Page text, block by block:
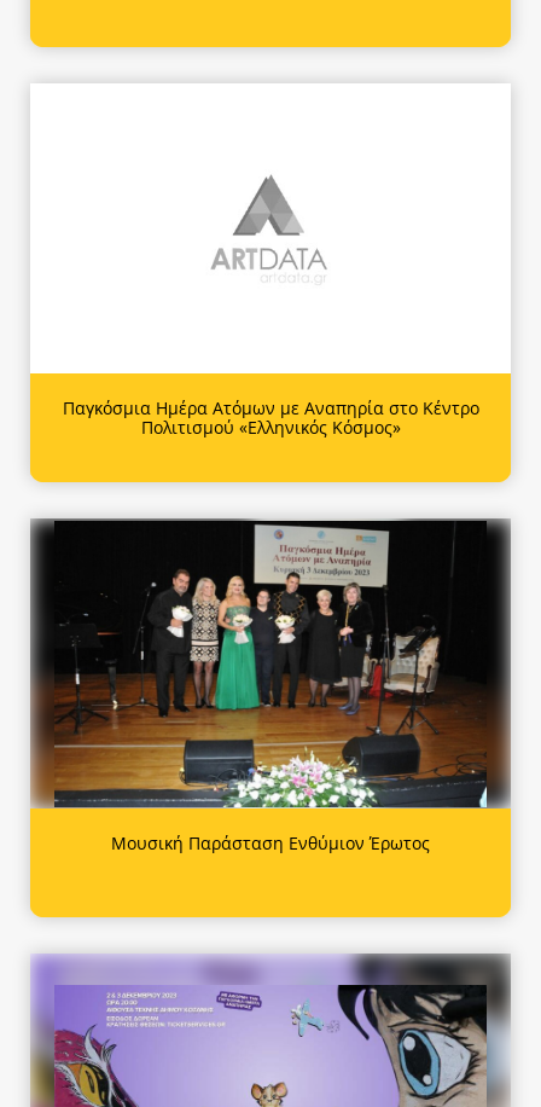
Παγκόσμια Ημέρα Ατόμων με Αναπηρία στο Κέντρο
Πολιτισμού «Ελληνικός Κόσμος»
Μουσική Παράσταση Ενθύμιον Έρωτος